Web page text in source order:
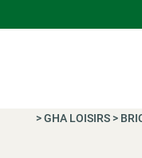
>GHA LOISIRS>